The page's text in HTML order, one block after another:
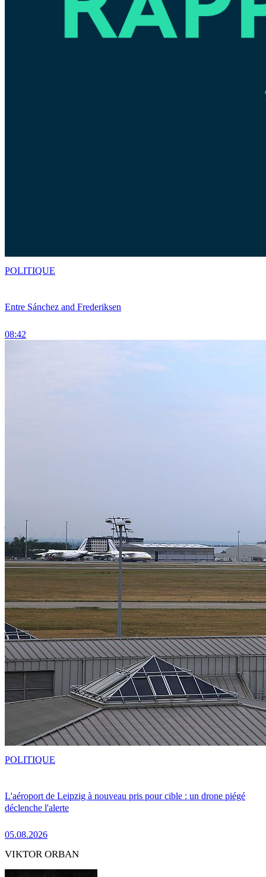
Entre Sánchez and Frederiksen
08:42
POLITIQUE
L'aéroport de Leipzig à nouveau pris pour cible : un drone piégé
déclenche l'alerte
05.08.2026
POLITIQUE
VIKTOR ORBAN